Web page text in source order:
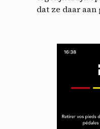
dat ze daar